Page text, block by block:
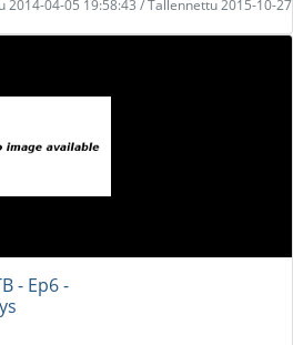
2014-04-05 19:58:43 / Tallennettu 2015-10-27
- Ep6 -